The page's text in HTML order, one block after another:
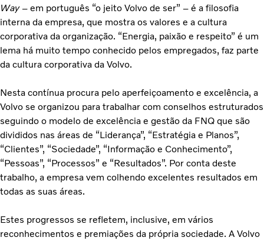
Way– em português “o jeito Volvo de ser” – é a filosofia
interna da empresa, que mostra os valores e a cultura
corporativa da organização. “Energia, paixão e respeito” é um
lema há muito tempo conhecido pelos empregados, faz parte
da cultura corporativa da Volvo.
Nesta contínua procura pelo aperfeiçoamento e excelência, a
Volvo se organizou para trabalhar com conselhos estruturados
seguindo o modelo de excelência e gestão da FNQ que são
divididos nas áreas de “Liderança”, “Estratégia e Planos”,
“Clientes”, “Sociedade”, “Informação e Conhecimento”,
“Pessoas”, “Processos” e “Resultados”. Por conta deste
trabalho, a empresa vem colhendo excelentes resultados em
todas as suas áreas.
Estes progressos se refletem, inclusive, em vários
reconhecimentos e premiações da própria sociedade. A Volvo